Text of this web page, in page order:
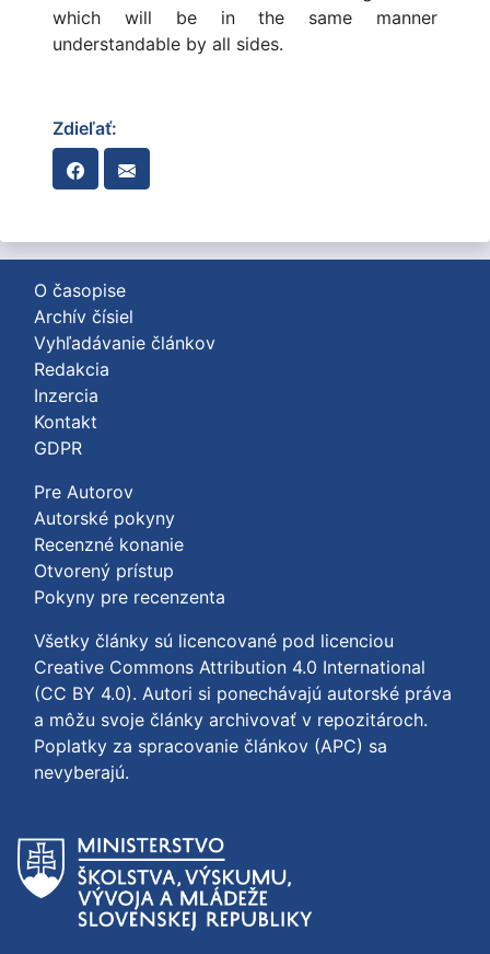
which will be in the same manner
understandable by all sides.
Zdieľať:
O časopise
Archív čísiel
Vyhľadávanie článkov
Redakcia
Inzercia
Kontakt
GDPR
Pre Autorov
Autorské pokyny
Recenzné konanie
Otvorený prístup
Pokyny pre recenzenta
Všetky články sú licencované pod licenciou
Creative Commons Attribution 4.0 International
(CC BY 4.0). Autori si ponechávajú autorské práva
a môžu svoje články archivovať v repozitároch.
Poplatky za spracovanie článkov (APC) sa
nevyberajú.